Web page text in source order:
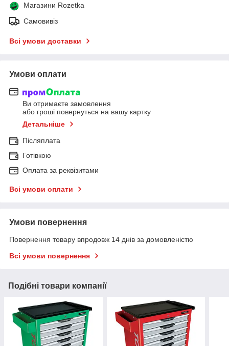
Магазини Rozetka
Самовивіз
Всі умови доставки
Умови оплати
Ви отримаєте замовлення
або гроші повернуться на вашу картку
Детальніше
Післяплата
Готівкою
Оплата за реквізитами
Всі умови оплати
Умови повернення
Повернення товару впродовж 14 днів за домовленістю
Всі умови повернення
Подібні товари компанії